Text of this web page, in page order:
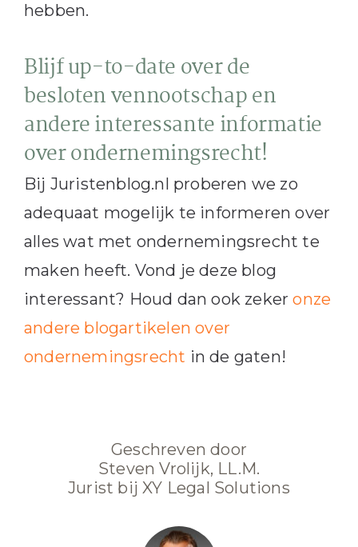
hebben.
Blijf up-to-date over de
besloten vennootschap en
andere interessante informatie
over ondernemingsrecht!
Bij Juristenblog.nl proberen we zo
adequaat mogelijk te informeren over
alles wat met ondernemingsrecht te
maken heeft. Vond je deze blog
interessant? Houd dan ook zekeronze
andere blogartikelen over
ondernemingsrecht in de gaten!
Geschreven door
Steven Vrolijk, LL.M.
Jurist bij XY Legal Solutions